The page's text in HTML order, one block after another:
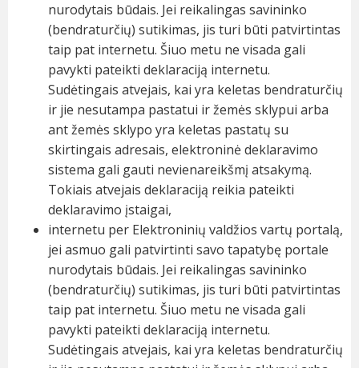
nurodytais būdais. Jei reikalingas savininko
(bendraturčių) sutikimas, jis turi būti patvirtintas
taip pat internetu. Šiuo metu ne visada gali
pavykti pateikti deklaraciją internetu.
Sudėtingais atvejais, kai yra keletas bendraturčių
ir jie nesutampa pastatui ir žemės sklypui arba
ant žemės sklypo yra keletas pastatų su
skirtingais adresais, elektroninė deklaravimo
sistema gali gauti nevienareikšmį atsakymą.
Tokiais atvejais deklaraciją reikia pateikti
deklaravimo įstaigai,
internetu per Elektroninių valdžios vartų portalą,
jei asmuo gali patvirtinti savo tapatybę portale
nurodytais būdais. Jei reikalingas savininko
(bendraturčių) sutikimas, jis turi būti patvirtintas
taip pat internetu. Šiuo metu ne visada gali
pavykti pateikti deklaraciją internetu.
Sudėtingais atvejais, kai yra keletas bendraturčių